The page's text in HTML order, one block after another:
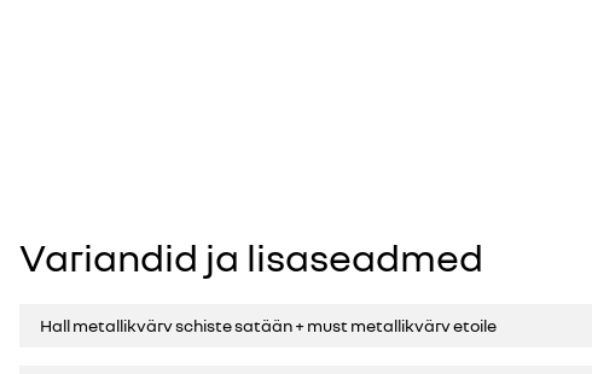
Variandid ja lisaseadmed
Hall metallikvärv schiste satään + must metallikvärv etoile